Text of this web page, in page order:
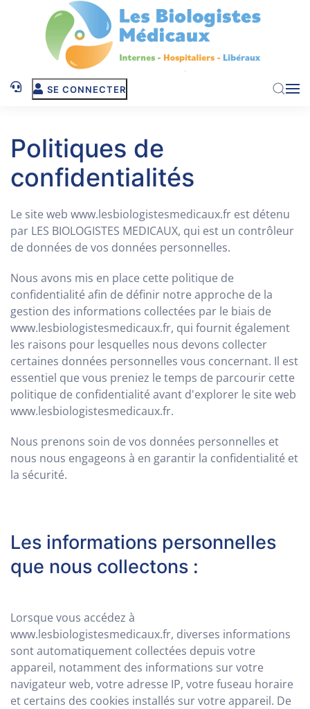
Skip to main content
SE CONNECTER
Politiques de
confidentialités
Le site web www.lesbiologistesmedicaux.fr est détenu
par LES BIOLOGISTES MEDICAUX, qui est un contrôleur
de données de vos données personnelles.
Nous avons mis en place cette politique de
confidentialité afin de définir notre approche de la
gestion des informations collectées par le biais de
www.lesbiologistesmedicaux.fr, qui fournit également
les raisons pour lesquelles nous devons collecter
certaines données personnelles vous concernant. Il est
essentiel que vous preniez le temps de parcourir cette
politique de confidentialité avant d'explorer le site web
www.lesbiologistesmedicaux.fr.
Nous prenons soin de vos données personnelles et
nous nous engageons à en garantir la confidentialité et
la sécurité.
Les informations personnelles
que nous collectons :
Lorsque vous accédez à
www.lesbiologistesmedicaux.fr, diverses informations
sont automatiquement collectées depuis votre
appareil, notamment des informations sur votre
navigateur web, votre adresse IP, votre fuseau horaire
et certains des cookies installés sur votre appareil. De